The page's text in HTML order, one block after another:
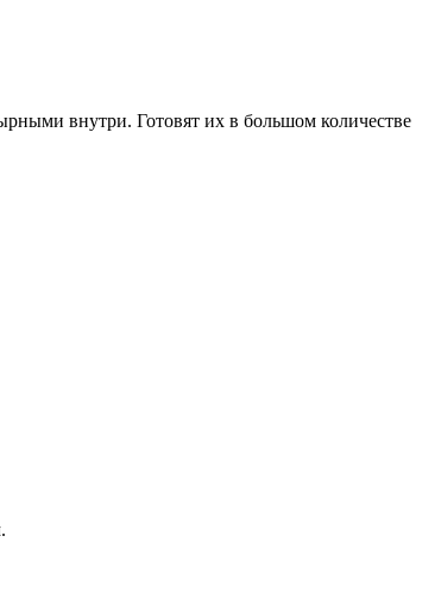
внутри. Готовят их в большом количестве